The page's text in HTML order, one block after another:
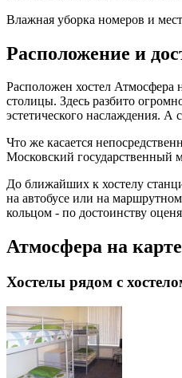
Влажная уборка номеров и
Расположение и
Расположен хостел
столицы. Здесь разбито
эстетического наслаждения.
Что же касается
Московский государственный
До ближайших к хостелу
на автобусе или на
кольцом - по достоинству
Атмосфера на
Хостелы рядом с